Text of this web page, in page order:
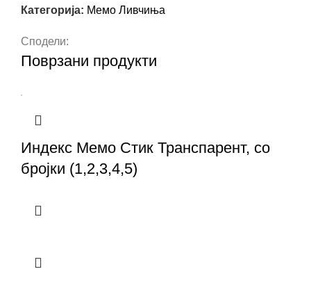
Категорија: Мемо Ливчиња
Сподели:
Поврзани продукти
Индекс Мемо Стик Транспарент, со
бројки (1,2,3,4,5)